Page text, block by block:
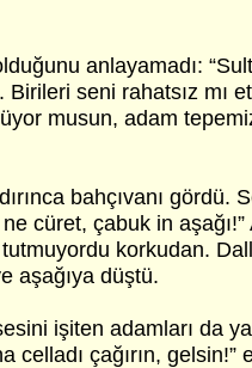
anlayamadı:
seni rahatsız mı
musun, adam
bahçıvanı gördü.
cüret, çabuk in
tutmuyordu korkudan.
aşağıya düştü.
işiten adamları da
celladı çağırın, gelsin!”